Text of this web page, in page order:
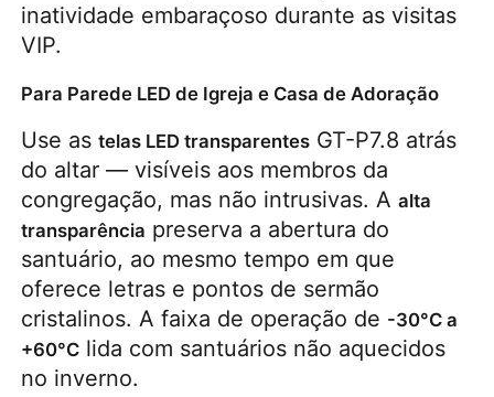
inatividade embaraçoso durante as visitas
VIP.
Para Parede LED de Igreja e Casa de Adoração
Use as telas LED transparentes GT-P7.8 atrás
do altar — visíveis aos membros da
congregação, mas não intrusivas. A alta
transparência preserva a abertura do
santuário, ao mesmo tempo em que
oferece letras e pontos de sermão
cristalinos. A faixa de operação de -30°C a
+60°C lida com santuários não aquecidos
no inverno.